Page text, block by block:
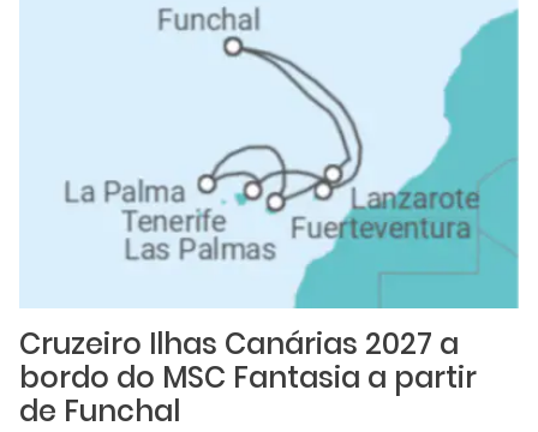
Cruzeiro Ilhas Canárias 2027 a
bordo do MSC Fantasia a partir
de Funchal